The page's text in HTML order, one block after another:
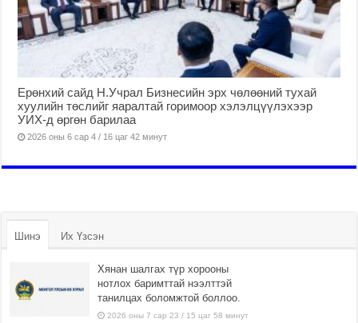
Ерөнхий сайд Н.Учрал Бизнесийн эрх чөлөөний тухай
хуулийн төслийг яаралтай горимоор хэлэлцүүлэхээр
УИХ-д өргөн барилаа
2026 оны 6 сар 4 / 16 цаг 42 минут
Шинэ Их Үзсэн
Хянан шалгах түр хорооны
нотлох баримттай нээлттэй
танилцах боломжтой боллоо.
2026 оны 7 сар 23 / 15 цаг 58 минут